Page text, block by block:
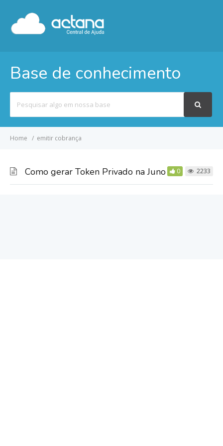
Base de conhecimento
por
Home emitir cobrança
Como gerar Token Privado na Juno 0 2233